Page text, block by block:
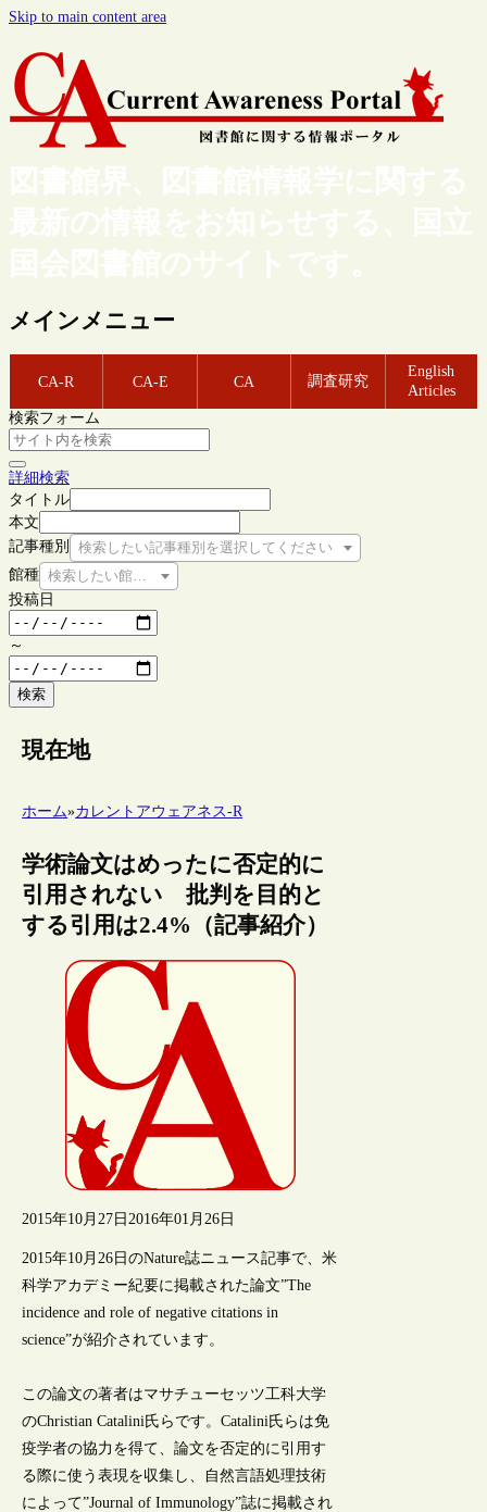
Skip to main content area
図書館界、図書館情報学に関する
最新の情報をお知らせする、国立
国会図書館のサイトです。
メインメニュー
CA-R CA-E CA 調査研究
English
Articles
検索フォーム
詳細検索
タイトル
本文
記事種別
検索したい記事種別を選択してください
館種 検索したい館種を選択してください
投稿日
～
検索
現在地
ホーム»カレントアウェアネス-R
学術論文はめったに否定的に
引用されない 批判を目的と
する引用は2.4%（記事紹介）
2015年10月27日 2016年01月26日
2015年10月26日のNature誌ニュース記事で、米
科学アカデミー紀要に掲載された論文”The
incidence and role of negative citations in
science”が紹介されています。
この論文の著者はマサチューセッツ工科大学
のChristian Catalini氏らです。Catalini氏らは免
疫学者の協力を得て、論文を否定的に引用す
る際に使う表現を収集し、自然言語処理技術
によって”Journal of Immunology”誌に掲載され